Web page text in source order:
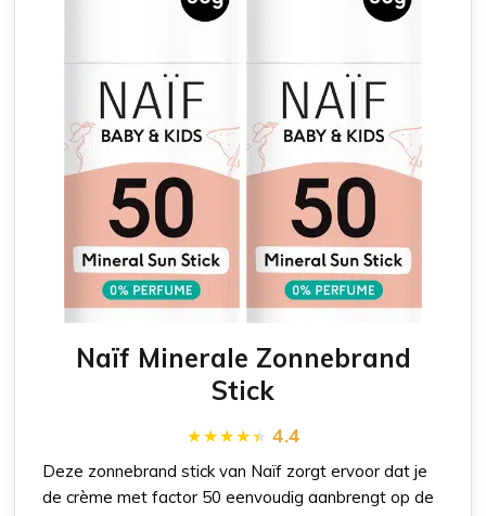
Naïf Minerale Zonnebrand
Stick
4.4
Deze zonnebrand stick van Naïf zorgt ervoor dat je
de crème met factor 50 eenvoudig aanbrengt op de